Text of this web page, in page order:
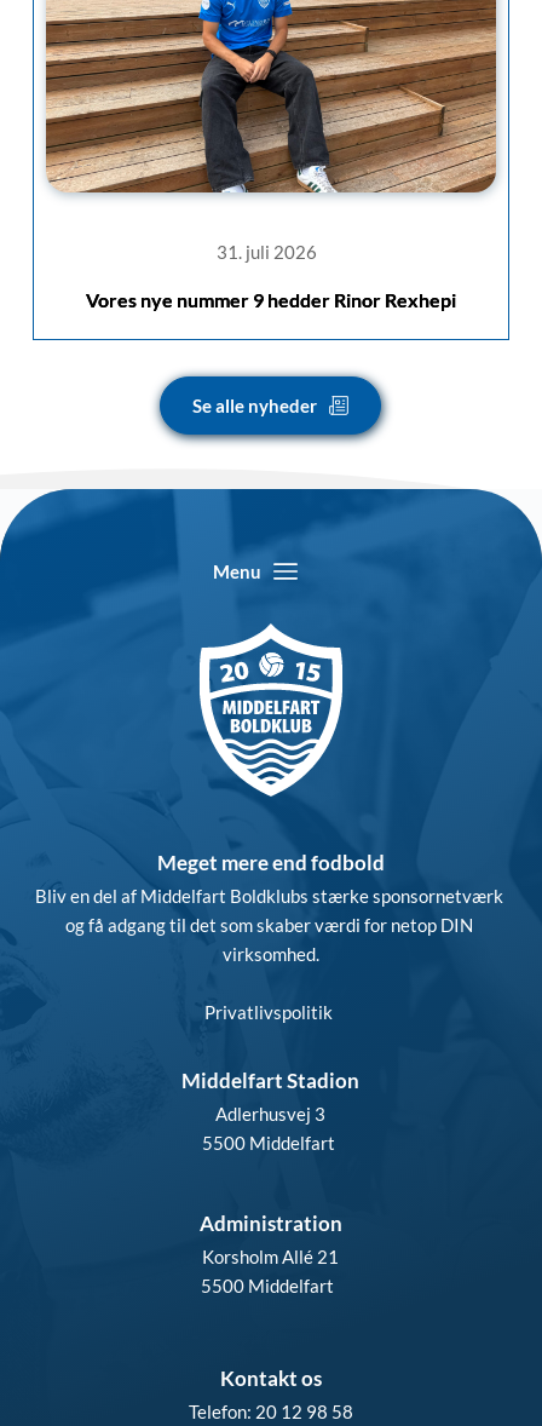
31. juli 2026
Vores nye nummer 9 hedder Rinor Rexhepi
Se alle nyheder
Menu
Meget mere end fodbold
Bliv en del af Middelfart Boldklubs stærke sponsornetværk
og få adgang til det som skaber værdi for netop DIN
virksomhed.
Privatlivspolitik
Middelfart Stadion
Adlerhusvej 3
5500 Middelfart
Administration
Korsholm Allé 21
5500 Middelfart
Kontakt os
Telefon: 20 12 98 58